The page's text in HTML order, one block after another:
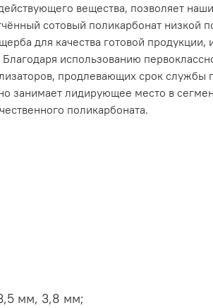
вещества, позволяет
сотовый поликарбонат низкой
для качества готовой продукции,
Благодаря использованию
продлевающих срок службы
занимает лидирующее место в
поликарбоната.
мм, 3,8 мм;